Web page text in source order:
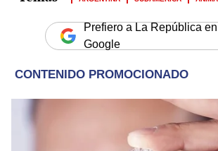
Prefiero a La República en
Google